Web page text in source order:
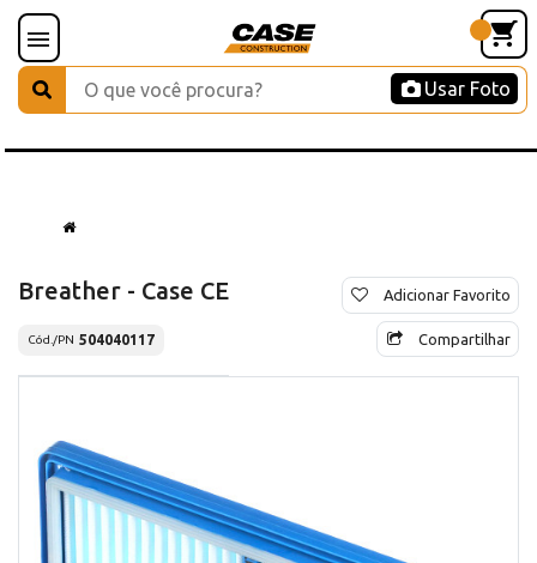
Usar Foto
Breather - Case CE
Cód./PN 504040117
Adicionar Favorito
Compartilhar